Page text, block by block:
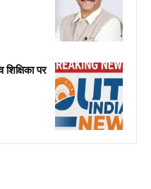
पर